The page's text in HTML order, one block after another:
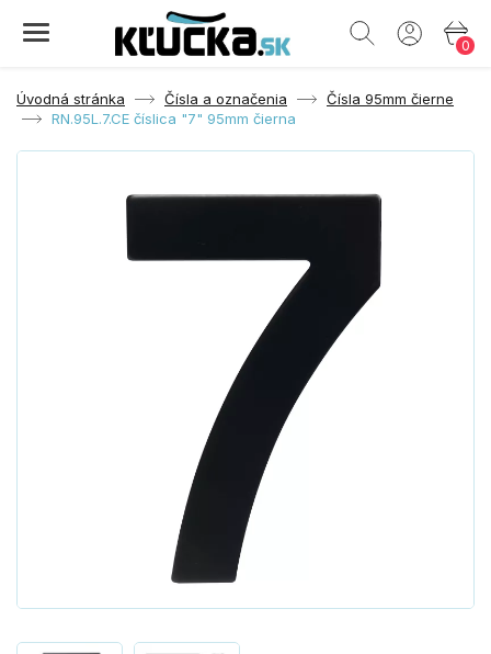
0
Úvodná stránka Čísla a označenia
Čísla 95mm čierne
RN.95L.7.CE číslica "7" 95mm čierna